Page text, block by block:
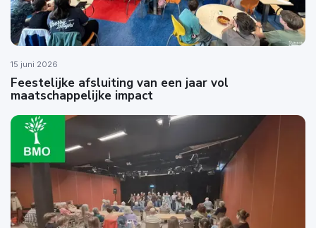
15 juni 2026
Feestelijke afsluiting van een jaar vol
maatschappelijke impact